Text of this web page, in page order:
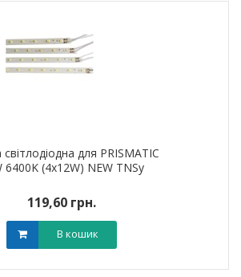
світлодіодна для PRISMATIC
6400K (4х12W) NEW TNSy
119,60 грн.
В кошик